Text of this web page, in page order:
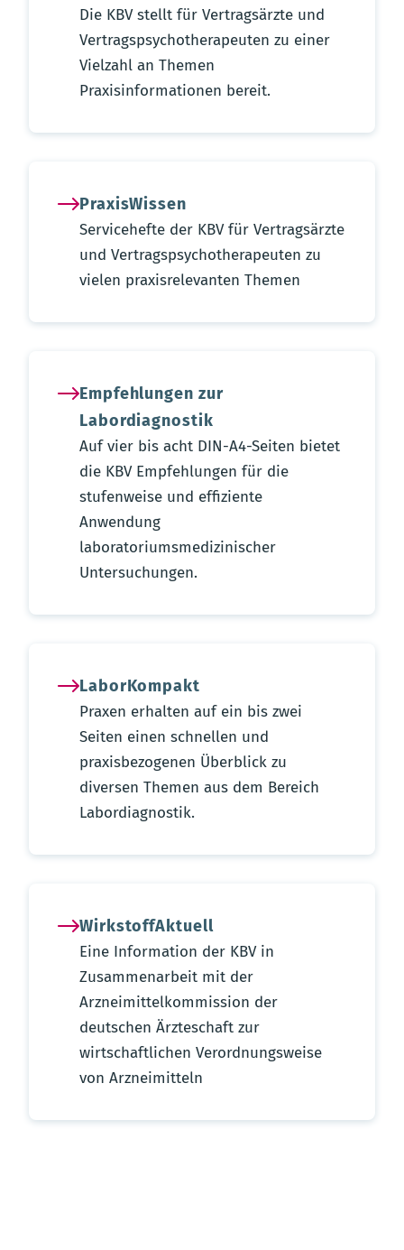
Die KBV stellt für Vertragsärzte und
Vertragspsychotherapeuten zu einer
Vielzahl an Themen
Praxisinformationen bereit.
PraxisWissen
Servicehefte der KBV für Vertragsärzte
und Vertragspsychotherapeuten zu
vielen praxisrelevanten Themen
Empfehlungen zur
Labordiagnostik
Auf vier bis acht DIN-A4-Seiten bietet
die KBV Empfehlungen für die
stufenweise und effiziente
Anwendung
laboratoriumsmedizinischer
Untersuchungen.
LaborKompakt
Praxen erhalten auf ein bis zwei
Seiten einen schnellen und
praxisbezogenen Überblick zu
diversen Themen aus dem Bereich
Labordiagnostik.
WirkstoffAktuell
Eine Information der KBV in
Zusammenarbeit mit der
Arzneimittelkommission der
deutschen Ärzteschaft zur
wirtschaftlichen Verordnungsweise
von Arzneimitteln